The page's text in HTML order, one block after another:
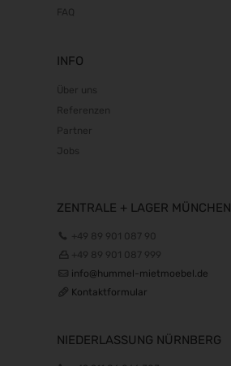
FAQ
INFO
Über uns
Referenzen
Partner
Jobs
ZENTRALE + LAGER MÜNCHEN
+49 89 901 087 90
+49 89 901 087 999
info@hummel-mietmoebel.de
Kontaktformular
NIEDERLASSUNG NÜRNBERG